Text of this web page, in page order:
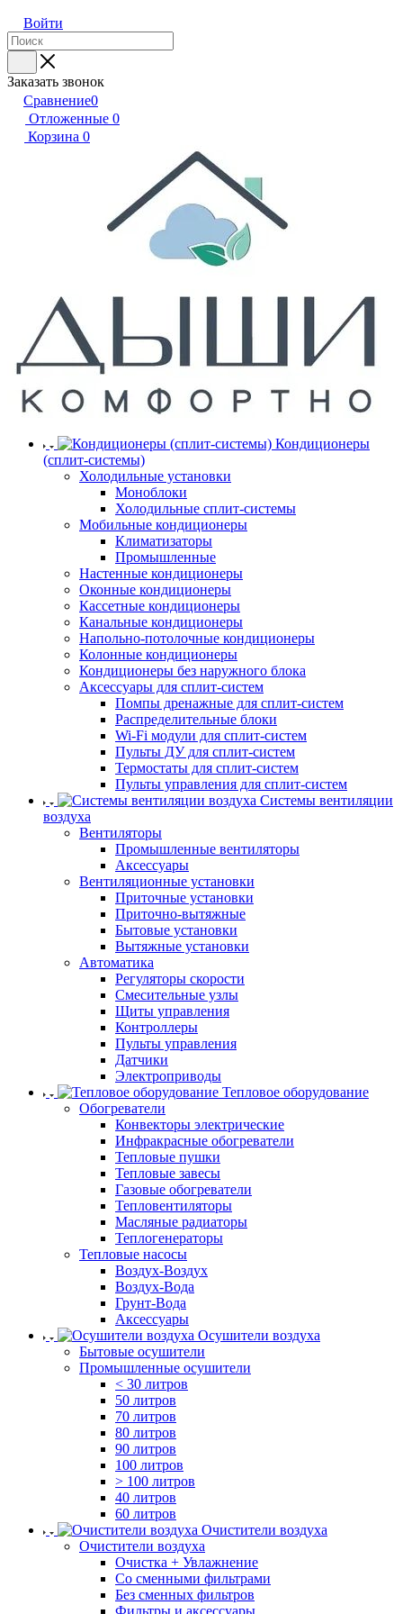
Войти
Заказать звонок
Сравнение0
Отложенные 0
Корзина 0
Кондиционеры
(сплит-системы)
Холодильные установки
Моноблоки
Холодильные сплит-системы
Мобильные кондиционеры
Климатизаторы
Промышленные
Настенные кондиционеры
Оконные кондиционеры
Кассетные кондиционеры
Канальные кондиционеры
Напольно-потолочные кондиционеры
Колонные кондиционеры
Кондиционеры без наружного блока
Аксессуары для сплит-систем
Помпы дренажные для сплит-систем
Распределительные блоки
Wi-Fi модули для сплит-систем
Пульты ДУ для сплит-систем
Термостаты для сплит-систем
Пульты управления для сплит-систем
Системы вентиляции
воздуха
Вентиляторы
Промышленные вентиляторы
Аксессуары
Вентиляционные установки
Приточные установки
Приточно-вытяжные
Бытовые установки
Вытяжные установки
Автоматика
Регуляторы скорости
Смесительные узлы
Щиты управления
Контроллеры
Пульты управления
Датчики
Электроприводы
Тепловое оборудование
Обогреватели
Конвекторы электрические
Инфракрасные обогреватели
Тепловые пушки
Тепловые завесы
Газовые обогреватели
Тепловентиляторы
Масляные радиаторы
Теплогенераторы
Тепловые насосы
Воздух-Воздух
Воздух-Вода
Грунт-Вода
Аксессуары
Осушители воздуха
Бытовые осушители
Промышленные осушители
< 30 литров
50 литров
70 литров
80 литров
90 литров
100 литров
> 100 литров
40 литров
60 литров
Очистители воздуха
Очистители воздуха
Очистка + Увлажнение
Cо сменными фильтрами
Без сменных фильтров
Фильтры и аксессуары